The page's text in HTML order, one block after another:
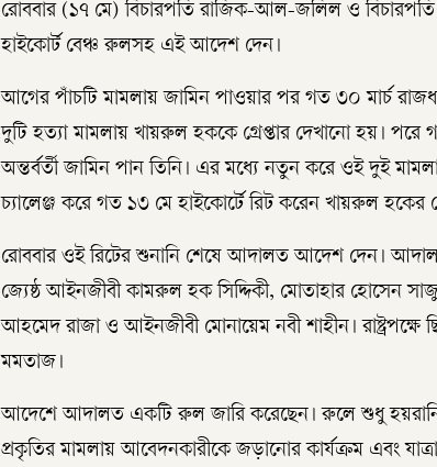
রোববার (১৭ মে) বিচারপতি রাজিক-আল-জলিল ও বিচারপতি
হাইকোর্ট বেঞ্চ রুলসহ এই আদেশ দেন।
আগের পাঁচটি মামলায় জামিন পাওয়ার পর গত ৩০ মার্চ
দুটি হত্যা মামলায় খায়রুল হককে গ্রেপ্তার দেখানো হয়।
অন্তর্বর্তী জামিন পান তিনি। এর মধ্যে নতুন করে ওই দুই
চ্যালেঞ্জ করে গত ১৩ মে হাইকোর্টে রিট করেন খায়রুল
রোববার ওই রিটের শুনানি শেষে আদালত আদেশ দেন।
জ্যেষ্ঠ আইনজীবী কামরুল হক সিদ্দিকী, মোতাহার হোসেন
আহমেদ রাজা ও আইনজীবী মোনায়েম নবী শাহীন। রাষ্ট্রপক্ষে
মমতাজ।
আদেশে আদালত একটি রুল জারি করেছেন। রুলে শুধু হয়রানি
প্রকৃতির মামলায় আবেদনকারীকে জড়ানোর কার্যক্রম এবং